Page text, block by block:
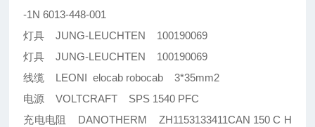
-1N 6013-448-001
灯具 JUNG-LEUCHTEN 100190069
灯具 JUNG-LEUCHTEN 100190069
线缆 LEONI elocab robocab 3*35mm2
电源 VOLTCRAFT SPS 1540 PFC
充电电阻 DANOTHERM ZH1153133411CAN 150 C H